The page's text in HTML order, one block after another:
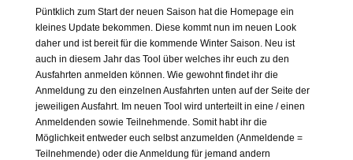
Püntklich zum Start der neuen Saison hat die Homepage ein
kleines Update bekommen. Diese kommt nun im neuen Look
daher und ist bereit für die kommende Winter Saison. Neu ist
auch in diesem Jahr das Tool über welches ihr euch zu den
Ausfahrten anmelden können. Wie gewohnt findet ihr die
Anmeldung zu den einzelnen Ausfahrten unten auf der Seite der
jeweiligen Ausfahrt. Im neuen Tool wird unterteilt in eine / einen
Anmeldenden sowie Teilnehmende. Somit habt ihr die
Möglichkeit entweder euch selbst anzumelden (Anmeldende =
Teilnehmende) oder die Anmeldung für jemand andern